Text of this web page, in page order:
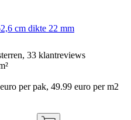
cm dikte 22 mm
33 klantreviews
per pak, 49.99 euro per m2